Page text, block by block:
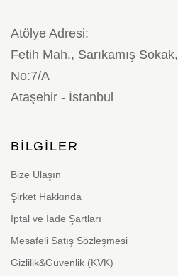
Atölye Adresi:
Fetih Mah., Sarıkamış Sokak,
No:7/A
Ataşehir - İstanbul
BILGILER
Bize Ulaşın
Şirket Hakkında
İptal ve İade Şartları
Mesafeli Satış Sözleşmesi
Gizlilik&Güvenlik (KVK)